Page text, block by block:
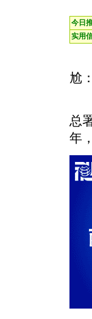
今日
实用
尬
“
总
年